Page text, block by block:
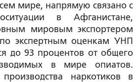
мире, напрямую связано с
в Афганистане,
мировым экспортером
по экспертным оценкам УНП
до 93 процентов от общего
в мире опиатов.
наркотиков в